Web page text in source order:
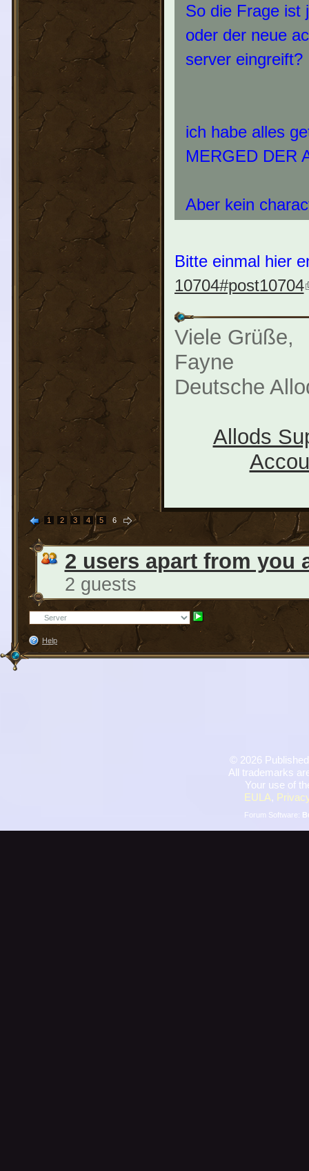
So die Frage ist
oder der neue
server eingreift?
ich habe alles
MERGED DER
Aber kein
Bitte einmal hier
10704#post10704
Viele Grüße,
Fayne
Deutsche
Allods
1 2 3 4 5 6
2 users apart from you
2 guests
Help
© 2026
All trademarks
Your use of
EULA,
Forum Software: